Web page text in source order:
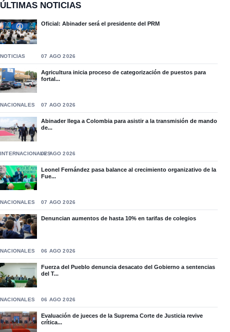
ÚLTIMAS NOTICIAS
Oficial: Abinader será el presidente del PRM
NOTICIAS 07 AGO 2026
Agricultura inicia proceso de categorización de puestos para
fortal...
NACIONALES 07 AGO 2026
Abinader llega a Colombia para asistir a la transmisión de mando
de...
INTERNACIONALES07 AGO 2026
Leonel Fernández pasa balance al crecimiento organizativo de la
Fue...
NACIONALES 07 AGO 2026
Denuncian aumentos de hasta 10% en tarifas de colegios
NACIONALES 06 AGO 2026
Fuerza del Pueblo denuncia desacato del Gobierno a sentencias
del T...
NACIONALES 06 AGO 2026
Evaluación de jueces de la Suprema Corte de Justicia revive
crítica...